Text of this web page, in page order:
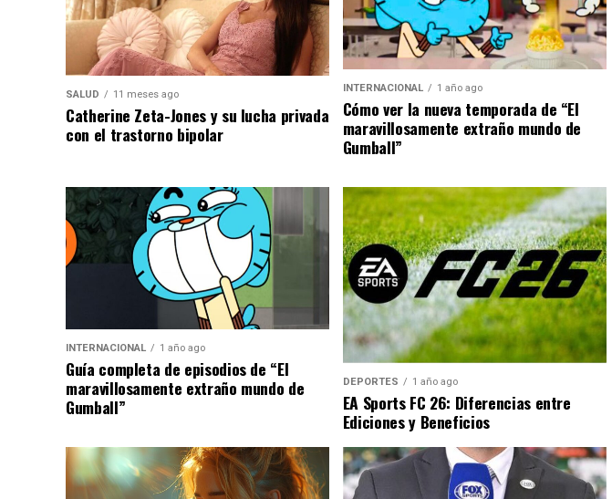
SALUD 11 meses ago
Catherine Zeta-Jones y su lucha privada
con el trastorno bipolar
INTERNACIONAL 1 año ago
Cómo ver la nueva temporada de “El
maravillosamente extraño mundo de
Gumball”
INTERNACIONAL 1 año ago
Guía completa de episodios de “El
maravillosamente extraño mundo de
Gumball”
DEPORTES 1 año ago
EA Sports FC 26: Diferencias entre
Ediciones y Beneficios